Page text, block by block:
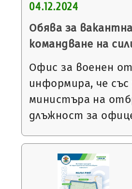
04.12.2024
Обява за
командване на
Офис за военен
информира, че със
министъра на
длъжност за